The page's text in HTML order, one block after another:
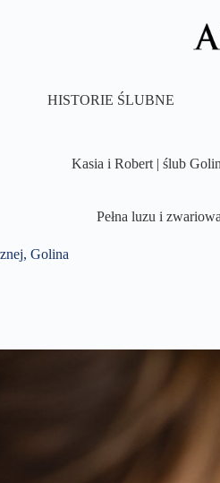
HISTORIE ŚLUBNE
Kasia i Robert | ślub
Pełna luzu i
Golina